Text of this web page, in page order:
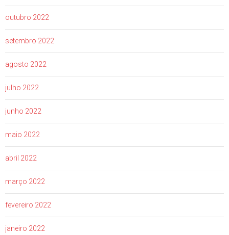
outubro 2022
setembro 2022
agosto 2022
julho 2022
junho 2022
maio 2022
abril 2022
março 2022
fevereiro 2022
janeiro 2022